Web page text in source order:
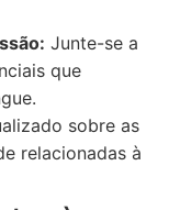
Junte-se a
que
sobre as
relacionadas à